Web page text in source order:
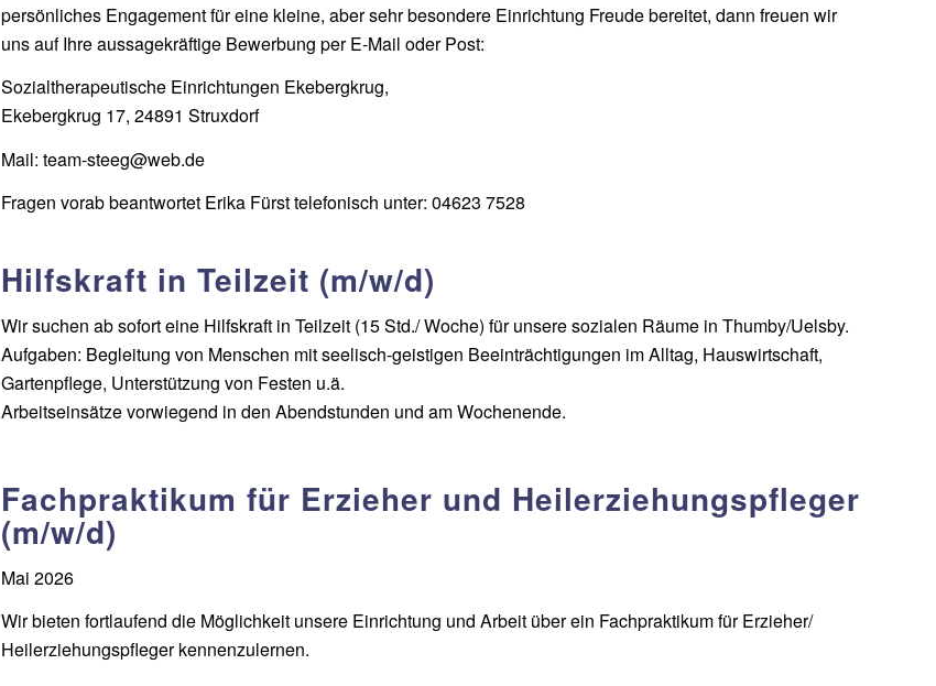
persönliches Engagement für eine kleine, aber sehr besondere Einrichtung Freude bereitet, dann freuen wir
uns auf Ihre aussagekräftige Bewerbung per E-Mail oder Post:
Sozialtherapeutische Einrichtungen Ekebergkrug,
Ekebergkrug 17, 24891 Struxdorf
Mail: team-steeg@web.de
Fragen vorab beantwortet Erika Fürst telefonisch unter: 04623 7528
Hilfskraft in Teilzeit (m/w/d)
Wir suchen ab sofort eine Hilfskraft in Teilzeit (15 Std./ Woche) für unsere sozialen Räume in Thumby/Uelsby.
Aufgaben: Begleitung von Menschen mit seelisch-geistigen Beeinträchtigungen im Alltag, Hauswirtschaft,
Gartenpflege, Unterstützung von Festen u.ä.
Arbeitseinsätze vorwiegend in den Abendstunden und am Wochenende.
Fachpraktikum für Erzieher und Heilerziehungspfleger
(m/w/d)
Mai 2026
Wir bieten fortlaufend die Möglichkeit unsere Einrichtung und Arbeit über ein Fachpraktikum für Erzieher/
Heilerziehungspfleger kennenzulernen.